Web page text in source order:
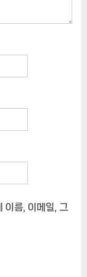
이름, 이메일, 그